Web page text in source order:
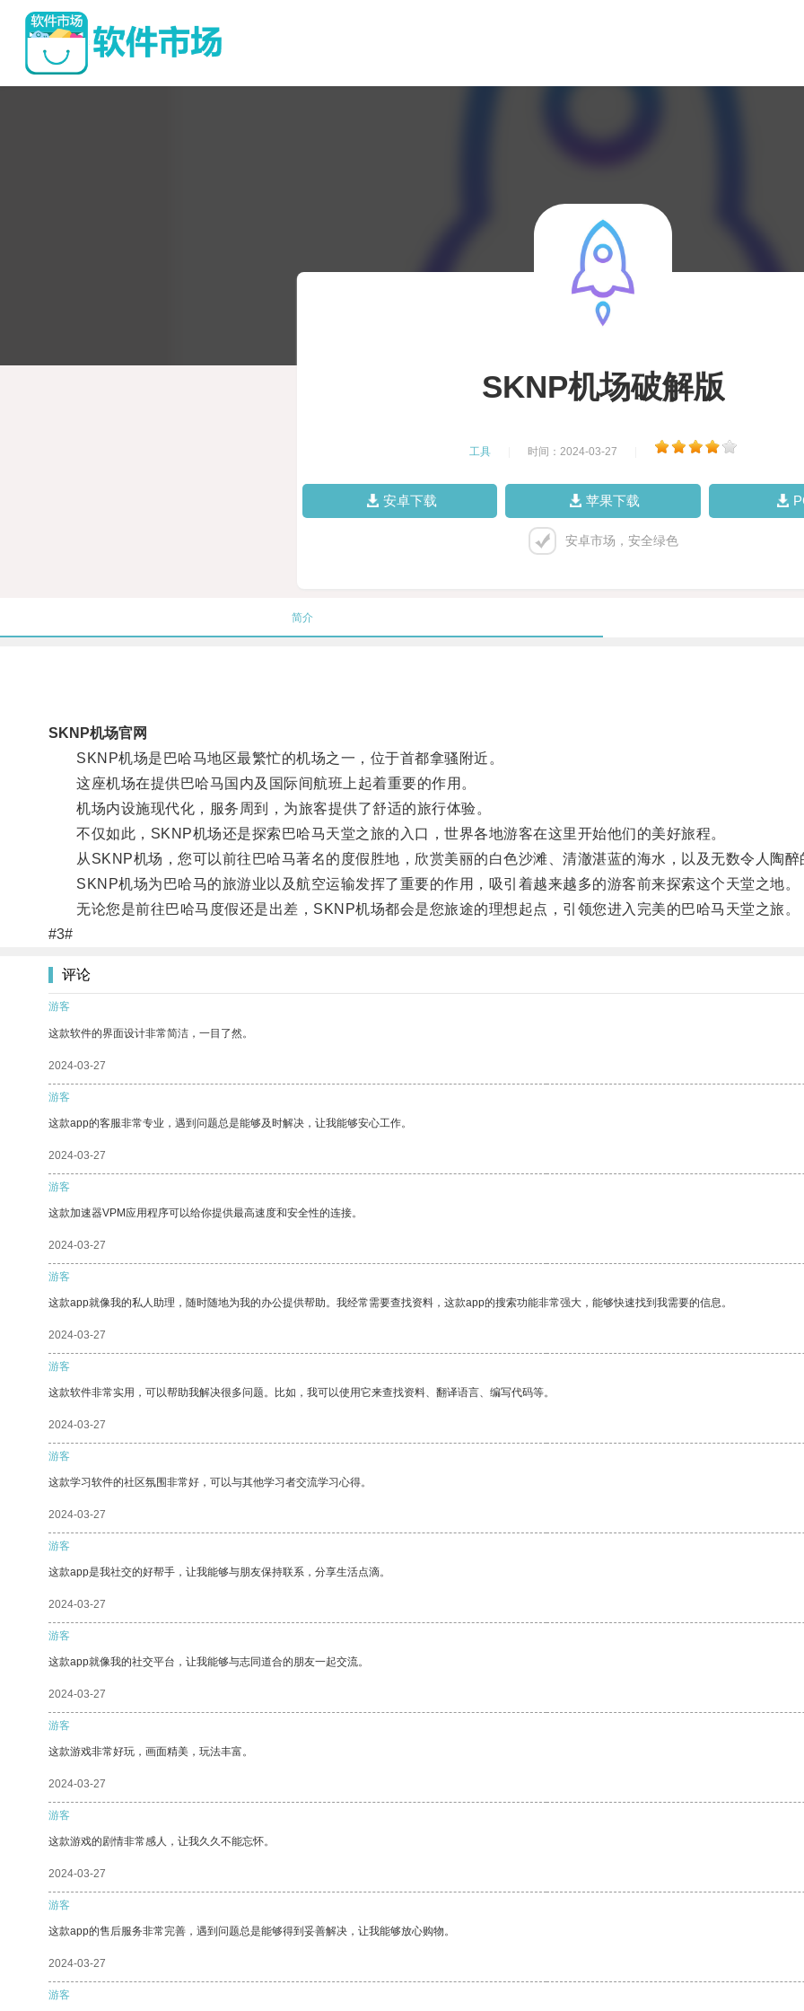
SKNP机场破解版
工具 时间：2024-03-27
安卓下载 苹果下载
安卓市场，安全绿色
简介
SKNP机场官网
SKNP机场是巴哈马地区最繁忙的机场之一，位于首都拿骚附近。
这座机场在提供巴哈马国内及国际间航班上起着重要的作用。
机场内设施现代化，服务周到，为旅客提供了舒适的旅行体验。
不仅如此，SKNP机场还是探索巴哈马天堂之旅的入口，世界各地游客在这里开始他们的美好旅程。
从SKNP机场，您可以前往巴哈马著名的度假胜地，欣赏美丽的白色沙滩、清澈湛蓝的海水，以及无数令人陶醉
SKNP机场为巴哈马的旅游业以及航空运输发挥了重要的作用，吸引着越来越多的游客前来探索这个天堂之地。
无论您是前往巴哈马度假还是出差，SKNP机场都会是您旅途的理想起点，引领您进入完美的巴哈马天堂之旅。
#3#
评论
游客
这款软件的界面设计非常简洁，一目了然。
2024-03-27
游客
这款app的客服非常专业，遇到问题总是能够及时解决，让我能够安心工作。
2024-03-27
游客
这款加速器VPM应用程序可以给你提供最高速度和安全性的连接。
2024-03-27
游客
这款app就像我的私人助理，随时随地为我的办公提供帮助。我经常需要查找资料，这款app的搜索功能非常强大，能够快速找到我需要的信息。
2024-03-27
游客
这款软件非常实用，可以帮助我解决很多问题。比如，我可以使用它来查找资料、翻译语言、编写代码等。
2024-03-27
游客
这款学习软件的社区氛围非常好，可以与其他学习者交流学习心得。
2024-03-27
游客
这款app是我社交的好帮手，让我能够与朋友保持联系，分享生活点滴。
2024-03-27
游客
这款app就像我的社交平台，让我能够与志同道合的朋友一起交流。
2024-03-27
游客
这款游戏非常好玩，画面精美，玩法丰富。
2024-03-27
游客
这款游戏的剧情非常感人，让我久久不能忘怀。
2024-03-27
游客
这款app的售后服务非常完善，遇到问题总是能够得到妥善解决，让我能够放心购物。
2024-03-27
游客